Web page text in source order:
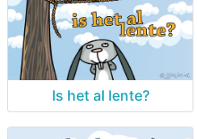
Is het al lente?